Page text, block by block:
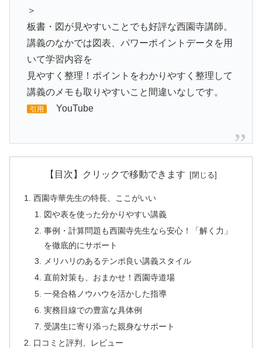
＞
板書・図が見やすいことでも好評な西園寺講師。
講義のなかでは図表、パワーポイントデータを用
いて学習内容を
見やすく整理！ポイントをわかりやすく整理して
講義のメモも取りやすいこと間違いなしです。
引用 YouTube
【目次】クリックで移動できます
西園寺華先生の特長、ここがいい
図や表を使った分かりやすい講義
事例・計算問題も西園寺先生なら安心！「解く力」
を徹底的にサポート
メリハリのあるテンポ良い講義スタイル
直前対策も、おまかせ！西園寺道場
一発合格ノウハウを活かした指導
実務目線での豊富な具体例
受講生に寄り添った親身なサポート
口コミと評判、レビュー